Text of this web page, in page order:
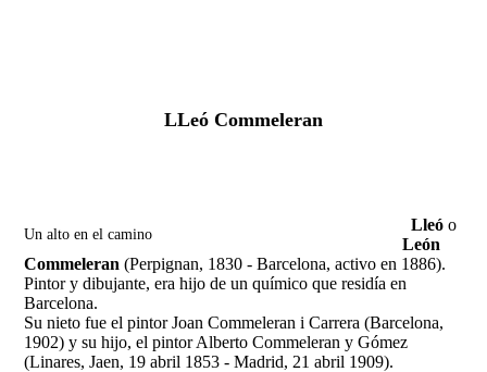
LLeó Commeleran
Un alto en el camino Lleó o
León
Commeleran (Perpignan, 1830 - Barcelona, activo en 1886).
Pintor y dibujante, era hijo de un químico que residía en
Barcelona.
Su nieto fue el pintor Joan Commeleran i Carrera (Barcelona,
1902) y su hijo, el pintor Alberto Commeleran y Gómez
(Linares, Jaen, 19 abril 1853 - Madrid, 21 abril 1909).